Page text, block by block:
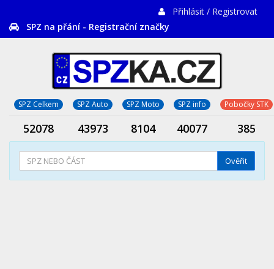
Přihlásit / Registrovat
SPZ na přání - Registrační značky
SPZ Celkem SPZ Auto SPZ Moto SPZ info Pobočky STK
52078 43973 8104 40077 385
Ověřit